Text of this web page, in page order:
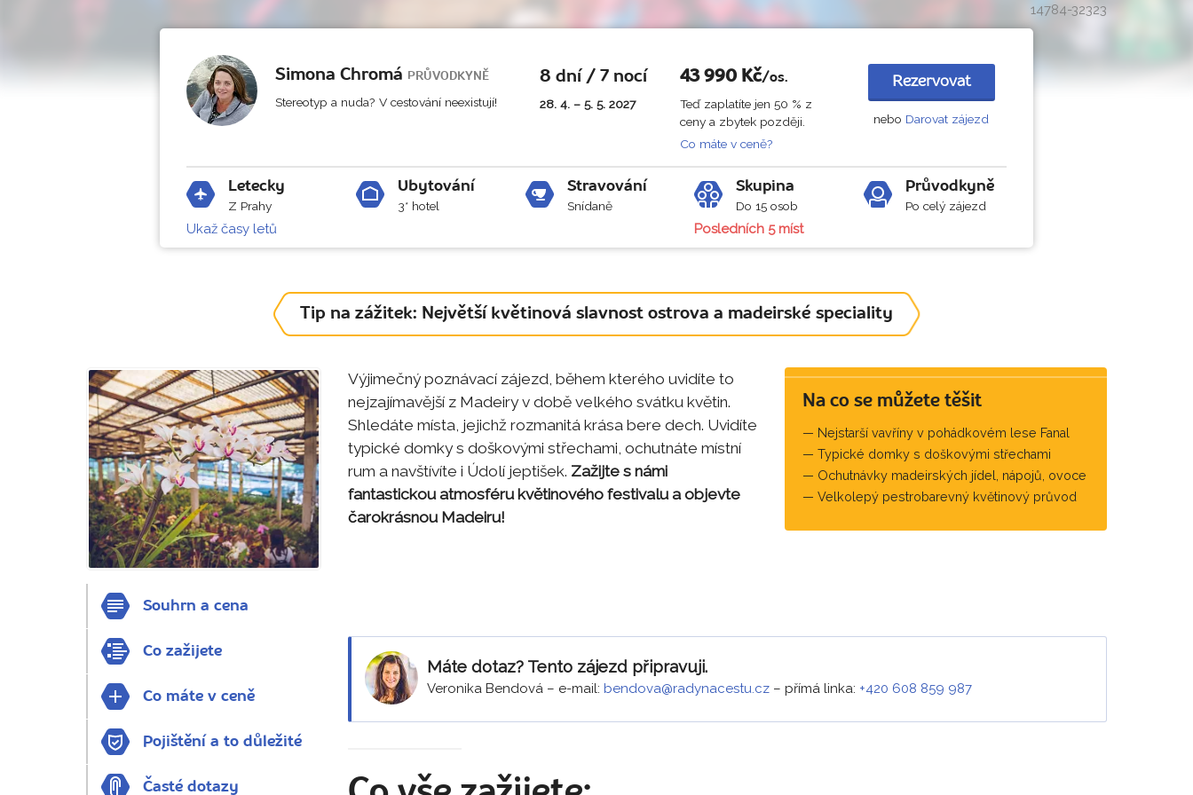
14784-32323
Simona Chromá PRŮVODKYNĚ
Stereotyp a nuda? V cestování neexistují!
8 dní / 7 nocí
28. 4. – 5. 5. 2027
43 990 Kč/os.
Teď zaplatíte jen 50 % z
ceny a zbytek později.
Co máte v ceně?
Rezervovat
nebo Darovat zájezd
Letecky
Z Prahy
Ukaž časy letů
Ubytování
3* hotel
Stravování
Snídaně
Skupina
Do 15 osob
Posledních 5 míst
Průvodkyně
Po celý zájezd
Tip na zážitek: Největší květinová slavnost ostrova a madeirské speciality
Výjimečný poznávací zájezd, během kterého uvidíte to
nejzajímavější z Madeiry v době velkého svátku květin.
Shledáte místa, jejichž rozmanitá krása bere dech. Uvidíte
typické domky s doškovými střechami, ochutnáte místní
rum a navštívíte i Údolí jeptišek. Zažijte s námi
fantastickou atmosféru květinového festivalu a objevte
čarokrásnou Madeiru!
Na co se můžete těšit
Nejstarší vavříny v pohádkovém lese Fanal
Typické domky s doškovými střechami
Ochutnávky madeirských jídel, nápojů, ovoce
Velkolepý pestrobarevný květinový průvod
Souhrn a cena
Co zažijete
Co máte v ceně
Pojištění a to důležité
Časté dotazy
Máte dotaz? Tento zájezd připravuji.
Veronika Bendová – e-mail: bendova@radynacestu.cz – přímá linka: +420 608 859 987